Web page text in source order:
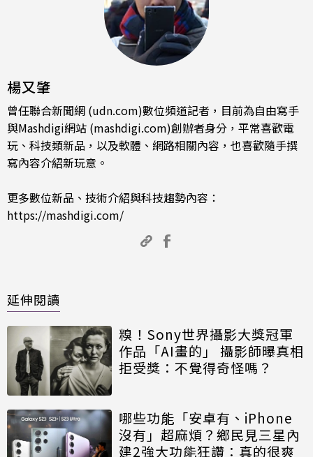
楊又肇
曾任聯合新聞網 (udn.com)數位頻道記者，目前為自由寫手
與Mashdigi網站 (mashdigi.com)創辦者身分，平常喜歡電
玩、科技類新品，以及軟體、網路相關內容，也喜歡隨手撰
寫內容介紹新玩意。
更多數位新品、技術介紹與科技趨勢內容：
https://mashdigi.com/
延伸閱讀
糗！Sony世界攝影大獎冠軍
作品「AI畫的」 攝影師曝真相
拒受獎：不覺得奇怪嗎？
哪些功能「安卓有、iPhone
沒有」超麻煩？鄉民見三星內
建2強大功能狂讚：真的很爽